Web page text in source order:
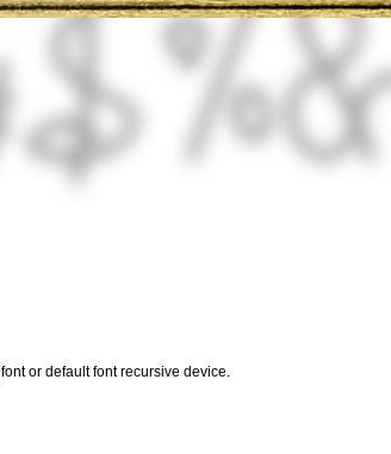
or default font recursive device.